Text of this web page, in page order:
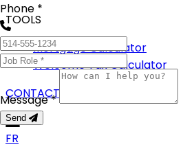
TOOLS
Mortgage Calculator
Welcome Tax Calculator
CONTACT
FR
Phone *
Message *
Send